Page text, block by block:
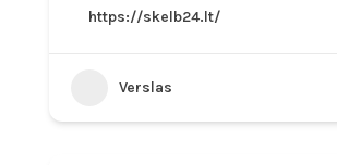
https://skelb24.lt/
Verslas